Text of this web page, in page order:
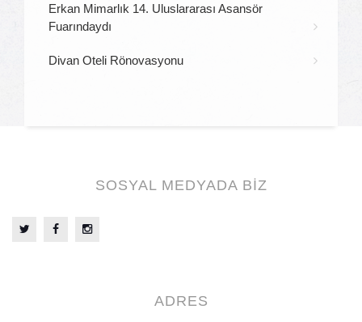
Erkan Mimarlık 14. Uluslararası Asansör
Fuarındaydı
Divan Oteli Rönovasyonu
SOSYAL MEDYADA BİZ
ADRES